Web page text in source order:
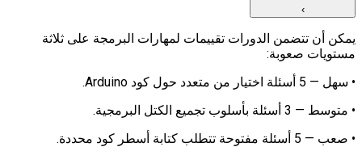
›
يمكن أن تتضمن الدورات تقييمات لمهارات البرمجة على ثلاثة
مستويات صعوبة:
• سهل — 5 أسئلة اختيار من متعدد حول كود Arduino.
• متوسط — 3 أسئلة بأسلوب تجميع الكتل البرمجية.
• صعب — 5 أسئلة مفتوحة تتطلب كتابة أسطر كود محددة.